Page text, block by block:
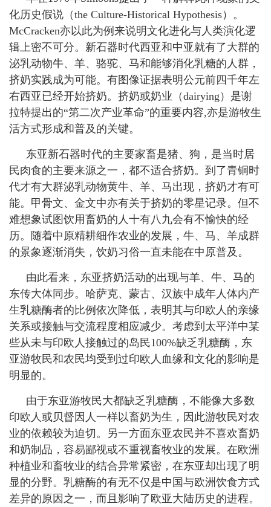
化历史假说（the Culture-Historical Hypothesis）。
McCracken亦以此为例来说明文化进化与人类演化逻
辑上密不可分。新石器时代西亚和中亚就有了大群的
泌乳动物牛、羊、骆驼、马和能够消化乳糖的人群，
挤奶实践成为可能。有图像证据表明公元前四千年左
右西亚已经开始挤奶。挤奶或奶业（dairying ）是谢
拉特提出的“第二次产业革命”的重要内容,亦是游牧生
活方式形成和普及的关键。
东亚新石器时代的主要家畜是猪、狗，是当时居
民肉食的主要来源之一，都不适合挤奶。到了青铜时
代才有大群泌乳动物黄牛、羊、马出现，挤奶才有可
能。甲骨文、金文中亦有关于挤奶的零星记录。但不
难想象试图饮用畜奶的人十有八九会有不愉快的经
历。随着中原精耕细作农业的发展，牛、马、羊成群
的景象逐渐消失，饮奶习俗一直未能在中原普及。
由此看来，东亚挤奶活动的出现与羊、牛、马的
东传大体同步。哈萨克、蒙古、汉族中成年人体内产
生乳糖酶者的比例依次降低，表明其与印欧人的亲缘
关系或接触与交流程度相应减少。考虑到太平洋中某
些从未与印欧人接触过的岛民100%缺乏乳糖酶，东
亚游牧民和农民均受到过印欧人血缘和文化的影响是
明显的。
由于东亚游牧民大都缺乏乳糖酶，不能像大多数
印欧人或贝督因人一样以畜奶为生，因此游牧民对农
业的依赖较为迫切。另一方面东亚农民并不喜欢畜奶
和奶制品，容易鄙视或不重视畜牧业的发展。在欧洲
种植业和畜牧业的结合异常紧密，在东亚却出现了明
显的分野。乳糖酶的有无不仅是中国与欧洲饮食方式
差异的原因之一，而且影响了欧亚大陆历史的进程。